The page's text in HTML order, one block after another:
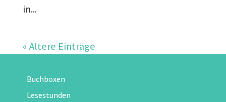
in...
« Ältere Einträge
Buchboxen
Lesestunden